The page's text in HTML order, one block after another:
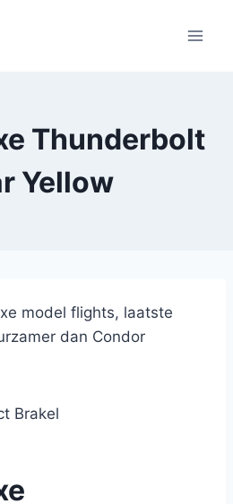
Thunderbolt
Yellow
model flights, laatste
dan Condor
Brakel